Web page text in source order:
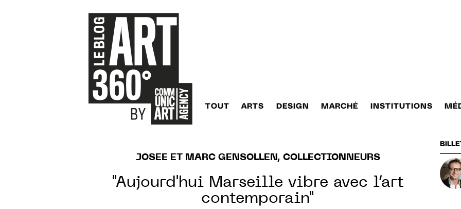
TOUT ARTS DESIGN MARCHÉ INSTITUTIONS
JOSEE ET MARC GENSOLLEN, COLLECTIONNEURS
"Aujourd'hui Marseille vibre avec l‘art
contemporain"